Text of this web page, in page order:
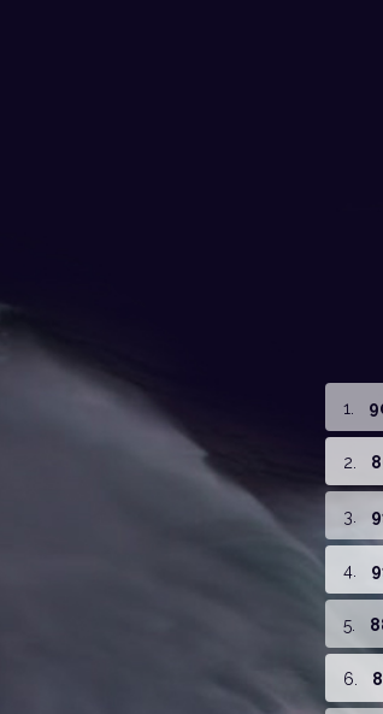
1.
2.
3.
4.
5.
6.